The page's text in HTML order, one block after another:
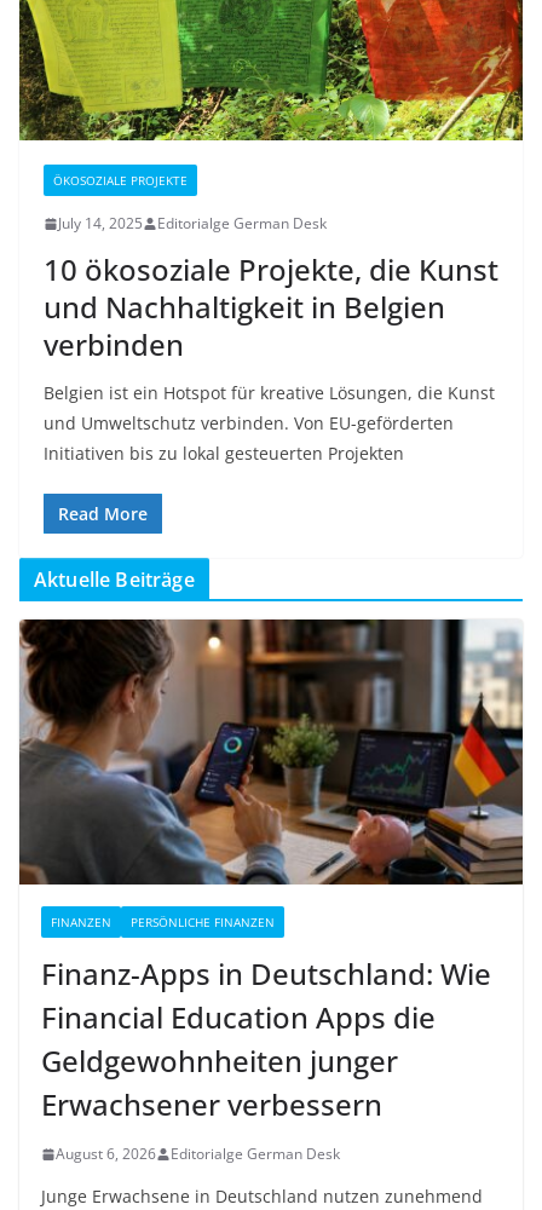
ÖKOSOZIALE PROJEKTE
July 14, 2025 Editorialge German Desk
10 ökosoziale Projekte, die Kunst
und Nachhaltigkeit in Belgien
verbinden
Belgien ist ein Hotspot für kreative Lösungen, die Kunst
und Umweltschutz verbinden. Von EU-geförderten
Initiativen bis zu lokal gesteuerten Projekten
Read More
Aktuelle Beiträge
FINANZEN PERSÖNLICHE FINANZEN
Finanz-Apps in Deutschland: Wie
Financial Education Apps die
Geldgewohnheiten junger
Erwachsener verbessern
August 6, 2026 Editorialge German Desk
Junge Erwachsene in Deutschland nutzen zunehmend